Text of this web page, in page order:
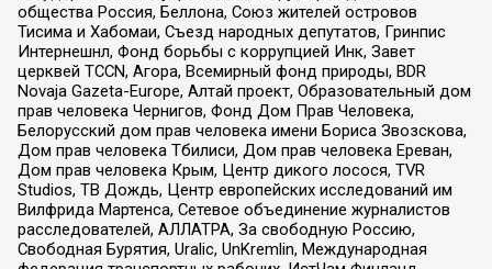
общества Россия, Беллона, Союз жителей островов
Тисима и Хабомаи, Съезд народных депутатов, Гринпис
Интернешнл, Фонд борьбы с коррупцией Инк, Завет
церквей TCCN, Агора, Всемирный фонд природы, BDR
Novaja Gazeta-Europe, Алтай проект, Образовательный дом
прав человека Чернигов, Фонд Дом Прав Человека,
Белорусский дом прав человека имени Бориса Звозскова,
Дом прав человека Тбилиси, Дом прав человека Ереван,
Дом прав человека Крым, Центр дикого лосося, TVR
Studios, ТВ Дождь, Центр европейских исследований им
Вилфрида Мартенса, Сетевое объединение журналистов
расследователей, АЛЛАТРА, За свободную Россию,
Свободная Бурятия, Uralic, UnKremlin, Международная